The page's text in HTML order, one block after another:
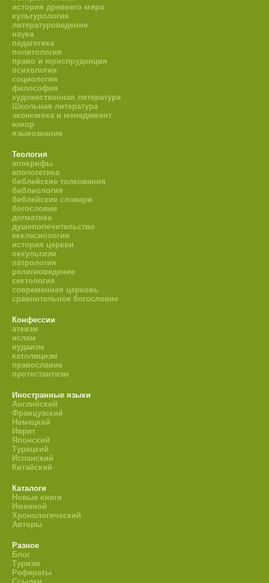
история древнего мира
культурология
литературоведение
наука
педагогика
политология
право и юриспруденция
психология
социология
философия
художественная литература
Школьная литература
экономика и менеджмент
юмор
языкознание
Теология
апокрифы
апологетика
библейские толкования
библиология
библейские словари
богословие
догматика
душепопечительство
екклесиология
история церкви
оккультизм
патрология
религиоведение
сектология
современная церковь
сравнительное богословие
Конфессии
атеизм
ислам
иудаизм
католицизм
православие
протестантизм
Иностранные языки
Английский
Французский
Немецкий
Иврит
Японский
Турецкий
Испанский
Китайский
Каталоги
Новые книги
Именной
Хронологический
Авторы
Разное
Блог
Туризм
Рефераты